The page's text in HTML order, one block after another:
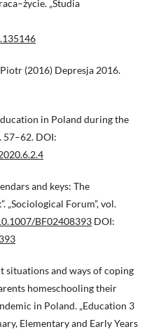
„Studia
(2016) Depresja 2016.
in Poland during the
57–62. DOI:
and keys: The
„Sociological Forum”, vol.
BF02408393 DOI:
situations and ways of coping
homeschooling their
in Poland. „Education 3
Elementary and Early Years